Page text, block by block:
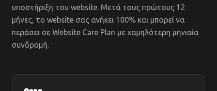
υποστήριξη του website. Μετά τους πρώτους 12
μήνες, το website σας ανήκει 100% και μπορεί να
περάσει σε Website Care Plan με χαμηλότερη μηνιαία
συνδρομή.